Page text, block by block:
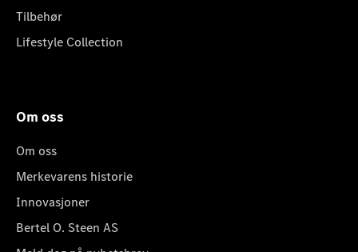
Tilbehør
Lifestyle Collection
Om oss
Om oss
Merkevarens historie
Innovasjoner
Bertel O. Steen AS